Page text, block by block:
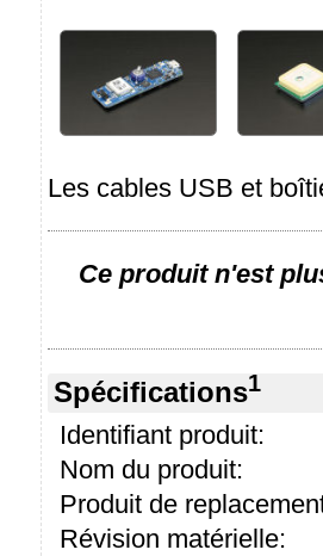
Les cables USB et
Ce produit n'est
Spécifications1
Identifiant produit:
Nom du produit:
Produit de
Révision matérielle: